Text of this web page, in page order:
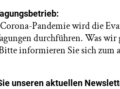
Pandemie wird die
durchführen. Was
informieren Sie sich zum
unseren aktuellen